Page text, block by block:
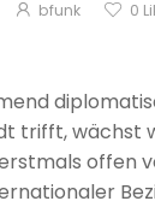
bfunk 0
trifft, wächst
offen